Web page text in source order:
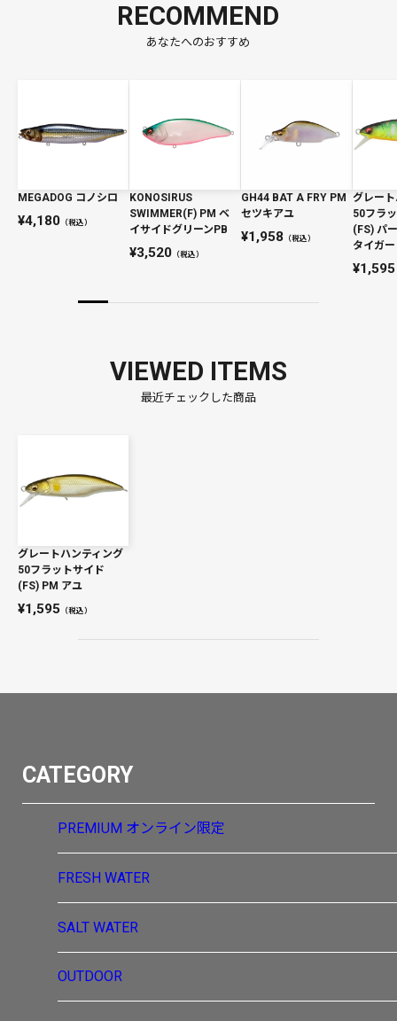
RECOMMEND
あなたへのおすすめ
MEGADOG コノシロ
4,180 （税込）
KONOSIRUS
SWIMMER(F) PM ベ
イサイドグリーンPB
3,520（税込）
GH44 BAT A FRY PM
セツキアユ
1,958 （税込）
グレー
50フラ
(FS) パ
タイガー
1,595
VIEWED ITEMS
最近チェックした商品
グレートハンティング
50フラットサイド
(FS) PM アユ
1,595 （税込）
CATEGORY
PREMIUM オンライン限定
FRESH WATER
SALT WATER
OUTDOOR